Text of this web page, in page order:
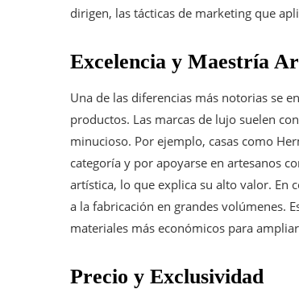
dirigen, las tácticas de marketing que
Excelencia y Maestría
Una de las diferencias más notorias se
productos. Las marcas de lujo suelen
minucioso. Por ejemplo, casas como
categoría y por apoyarse en artesanos
artística, lo que explica su alto valor. En
a la fabricación en grandes volúmenes.
materiales más económicos para
Precio y Exclusividad